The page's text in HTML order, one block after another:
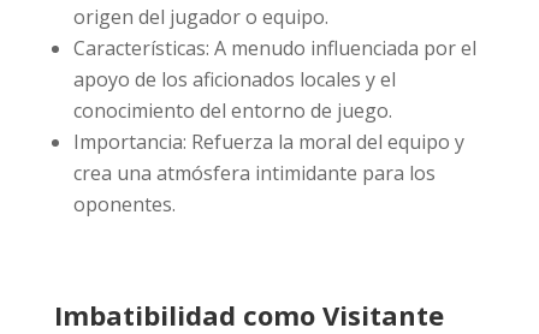
origen del jugador o equipo.
Características: A menudo influenciada por el
apoyo de los aficionados locales y el
conocimiento del entorno de juego.
Importancia: Refuerza la moral del equipo y
crea una atmósfera intimidante para los
oponentes.
Imbatibilidad como Visitante